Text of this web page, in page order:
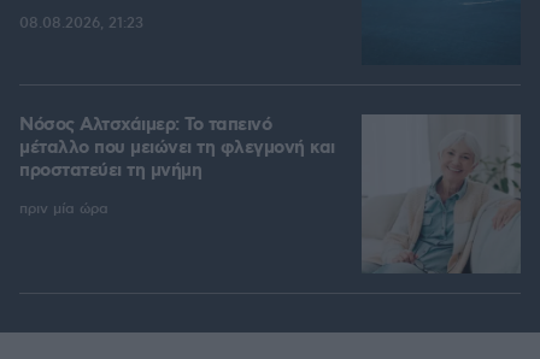
08.08.2026, 21:23
Νόσος Αλτσχάιμερ: Το ταπεινό
μέταλλο που μειώνει τη φλεγμονή και
προστατεύει τη μνήμη
πριν μία ώρα